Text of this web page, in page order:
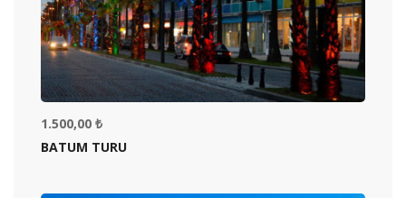
1.500,00 ₺
BATUM TURU